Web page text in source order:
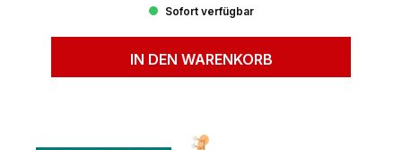
Sofort verfügbar
IN DEN WARENKORB